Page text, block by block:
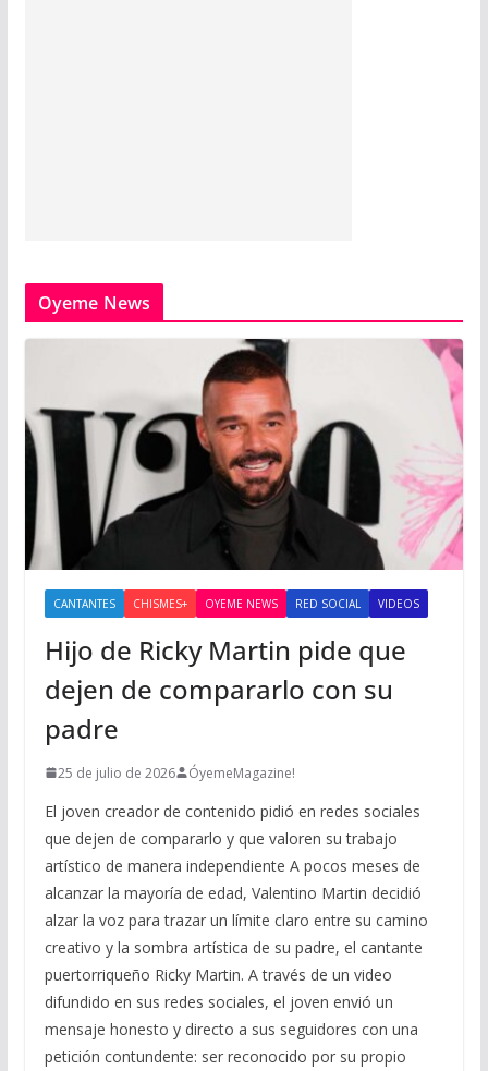
Oyeme News
CANTANTES CHISMES+ OYEME NEWS RED SOCIAL VIDEOS
Hijo de Ricky Martin pide que
dejen de compararlo con su
padre
25 de julio de 2026 ÓyemeMagazine!
El joven creador de contenido pidió en redes sociales
que dejen de compararlo y que valoren su trabajo
artístico de manera independiente A pocos meses de
alcanzar la mayoría de edad, Valentino Martin decidió
alzar la voz para trazar un límite claro entre su camino
creativo y la sombra artística de su padre, el cantante
puertorriqueño Ricky Martin. A través de un video
difundido en sus redes sociales, el joven envió un
mensaje honesto y directo a sus seguidores con una
petición contundente: ser reconocido por su propio